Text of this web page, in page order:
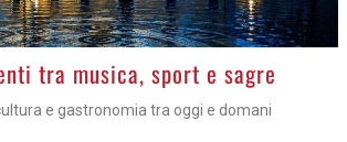
tra musica, sport e sagre
e gastronomia tra oggi e domani